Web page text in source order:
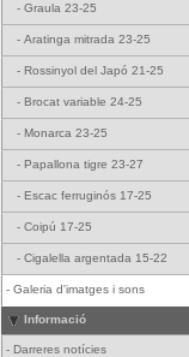
- Graula 23-25
- Aratinga mitrada 23-25
- Rossinyol del Japó 21-25
- Brocat variable 24-25
- Monarca 23-25
- Papallona tigre 23-27
- Escac ferruginós 17-25
- Coipú 17-25
- Cigalella argentada 15-22
- Galeria d'imatges i sons
Informació
- Darreres notícies